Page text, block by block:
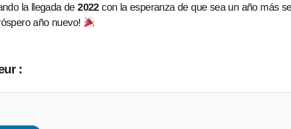
la llegada de2022con la esperanza de que sea un año más
año nuevo!
: